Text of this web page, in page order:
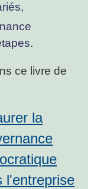
ce livre de
la
l'entreprise